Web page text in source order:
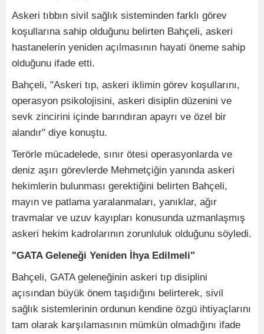
Askeri tıbbın sivil sağlık sisteminden farklı görev
koşullarına sahip olduğunu belirten Bahçeli, askeri
hastanelerin yeniden açılmasının hayati öneme sahip
olduğunu ifade etti.
Bahçeli, "Askeri tıp, askeri iklimin görev koşullarını,
operasyon psikolojisini, askeri disiplin düzenini ve
sevk zincirini içinde barındıran apayrı ve özel bir
alandır" diye konuştu.
Terörle mücadelede, sınır ötesi operasyonlarda ve
deniz aşırı görevlerde Mehmetçiğin yanında askeri
hekimlerin bulunması gerektiğini belirten Bahçeli,
mayın ve patlama yaralanmaları, yanıklar, ağır
travmalar ve uzuv kayıpları konusunda uzmanlaşmış
askeri hekim kadrolarının zorunluluk olduğunu söyledi.
"GATA Geleneği Yeniden İhya Edilmeli"
Bahçeli, GATA geleneğinin askeri tıp disiplini
açısından büyük önem taşıdığını belirterek, sivil
sağlık sistemlerinin ordunun kendine özgü ihtiyaçlarını
tam olarak karşılamasının mümkün olmadığını ifade